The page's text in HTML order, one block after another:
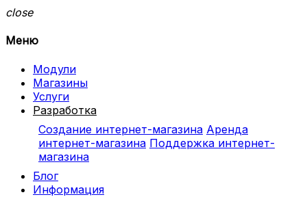
close
Меню
Модули
Магазины
Услуги
Разработка
Создание интернет-магазина Аренда
интернет-магазина Поддержка интернет-
магазина
Блог
Информация